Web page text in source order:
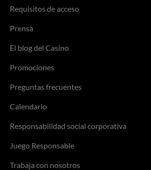
Requisitos de acceso
Prensa
El blog del Casino
Promociones
Preguntas frecuentes
Calendario
Responsabilidad social corporativa
Juego Responsable
Trabaja con nosotros